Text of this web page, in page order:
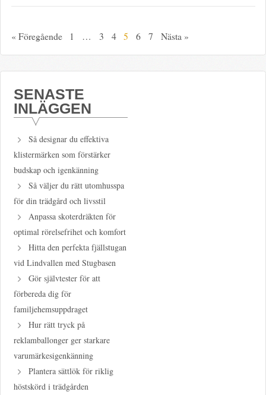
« Föregående 1 … 3 4 5 6 7 Nästa »
SENASTE
INLÄGGEN
Så designar du effektiva
klistermärken som förstärker
budskap och igenkänning
Så väljer du rätt utomhusspa
för din trädgård och livsstil
Anpassa skoterdräkten för
optimal rörelsefrihet och komfort
Hitta den perfekta fjällstugan
vid Lindvallen med Stugbasen
Gör självtester för att
förbereda dig för
familjehemsuppdraget
Hur rätt tryck på
reklamballonger ger starkare
varumärkesigenkänning
Plantera sättlök för riklig
höstskörd i trädgården